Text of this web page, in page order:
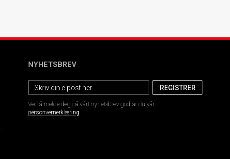
NYHETSBREV
Ved å melde deg på vårt nyhetsbrev godtar du vår
personvernerklæring